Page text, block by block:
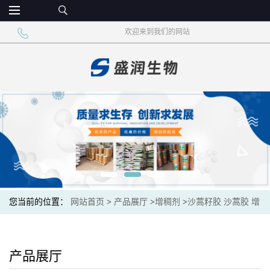
欢迎来到我们的网站
您当前的位置： 网站首页 > 产品展厅 >增稠剂 >沙蒿籽胶 沙蒿胶 增
产品展厅